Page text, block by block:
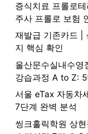
증식치료 프롤로
주사 프롤로 보험
재발급 기존카드 |
지 핵심 확인
울산문수실내수영
강습과정 A to Z:
서울 eTax 자동차
7단계 완벽 분석
씽크홀릭학원 상